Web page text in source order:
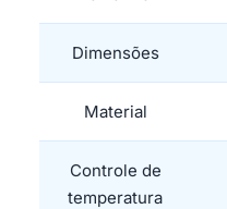
Dimensões
Material
Controle de
temperatura